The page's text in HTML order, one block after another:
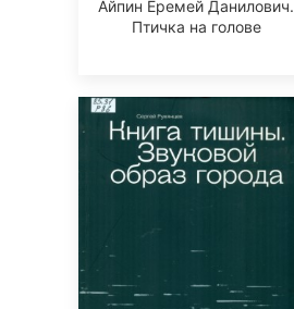
Айпин Еремей Данилович.
Птичка на голове